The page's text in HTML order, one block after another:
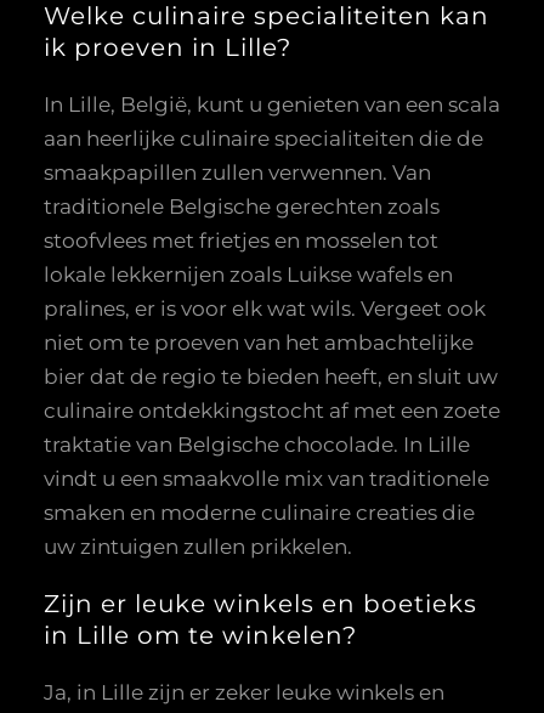
Welke culinaire specialiteiten kan
ik proeven in Lille?
In Lille, België, kunt u genieten van een scala
aan heerlijke culinaire specialiteiten die de
smaakpapillen zullen verwennen. Van
traditionele Belgische gerechten zoals
stoofvlees met frietjes en mosselen tot
lokale lekkernijen zoals Luikse wafels en
pralines, er is voor elk wat wils. Vergeet ook
niet om te proeven van het ambachtelijke
bier dat de regio te bieden heeft, en sluit uw
culinaire ontdekkingstocht af met een zoete
traktatie van Belgische chocolade. In Lille
vindt u een smaakvolle mix van traditionele
smaken en moderne culinaire creaties die
uw zintuigen zullen prikkelen.
Zijn er leuke winkels en boetieks
in Lille om te winkelen?
Ja, in Lille zijn er zeker leuke winkels en